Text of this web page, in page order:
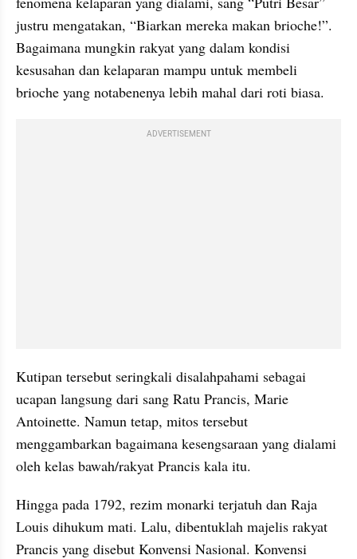
justru mengatakan, “Biarkan mereka makan brioche!”.
Bagaimana mungkin rakyat yang dalam kondisi
kesusahan dan kelaparan mampu untuk membeli
brioche yang notabenenya lebih mahal dari roti biasa.
ADVERTISEMENT
Kutipan tersebut seringkali disalahpahami sebagai
ucapan langsung dari sang Ratu Prancis, Marie
Antoinette. Namun tetap, mitos tersebut
menggambarkan bagaimana kesengsaraan yang dialami
oleh kelas bawah/rakyat Prancis kala itu.
Hingga pada 1792, rezim monarki terjatuh dan Raja
Louis dihukum mati. Lalu, dibentuklah majelis rakyat
Prancis yang disebut Konvensi Nasional. Konvensi